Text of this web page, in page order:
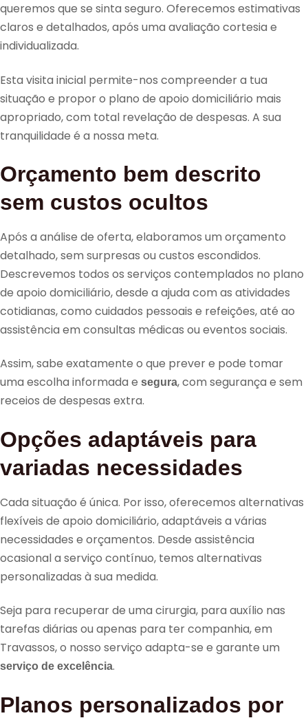
queremos que se sinta seguro. Oferecemos estimativas
claros e detalhados, após uma avaliação cortesia e
individualizada.
Esta visita inicial permite-nos compreender a tua
situação e propor o plano de apoio domiciliário mais
apropriado, com total revelação de despesas. A sua
tranquilidade é a nossa meta.
Orçamento bem descrito
sem custos ocultos
Após a análise de oferta, elaboramos um orçamento
detalhado, sem surpresas ou custos escondidos.
Descrevemos todos os serviços contemplados no plano
de apoio domiciliário, desde a ajuda com as atividades
cotidianas, como cuidados pessoais e refeições, até ao
assistência em consultas médicas ou eventos sociais.
Assim, sabe exatamente o que prever e pode tomar
uma escolha informada e segura, com segurança e sem
receios de despesas extra.
Opções adaptáveis para
variadas necessidades
Cada situação é única. Por isso, oferecemos alternativas
flexíveis de apoio domiciliário, adaptáveis a várias
necessidades e orçamentos. Desde assistência
ocasional a serviço contínuo, temos alternativas
personalizadas à sua medida.
Seja para recuperar de uma cirurgia, para auxílio nas
tarefas diárias ou apenas para ter companhia, em
Travassos, o nosso serviço adapta-se e garante um
serviço de excelência.
Planos personalizados por